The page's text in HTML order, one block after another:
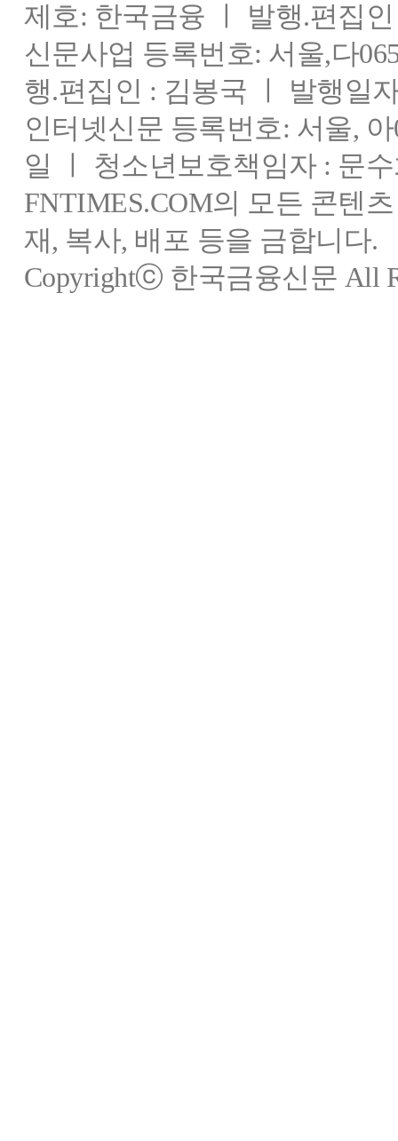
제호: 한국금융 ㅣ 발행.편집
신문사업 등록번호: 서울,다
행.편집인 : 김봉국 ㅣ 발행일
인터넷신문 등록번호: 서울,
일 ㅣ 청소년보호책임자 : 문
FNTIMES.COM의 모든 콘텐
재, 복사, 배포 등을 금합니다.
Copyrightⓒ 한국금융신문 All